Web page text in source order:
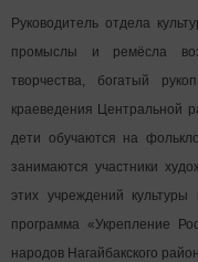
Руководитель отдела
промыслы и ремёсла
творчества, богатый
краеведения Центральной
дети обучаются на
занимаются участники
этих учреждений культуры
программа «Укрепление
народов Нагайбакского